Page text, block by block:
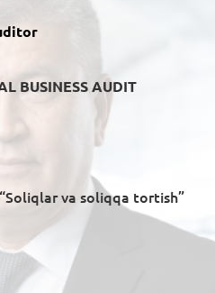
BUSINESS AUDIT
va soliqqa tortish”